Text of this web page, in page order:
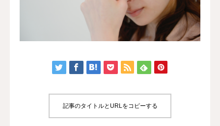
記事のタイトルとURLをコピーする
予約・アクセス